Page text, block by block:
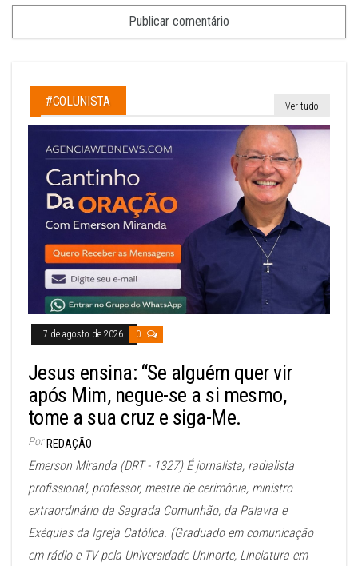
#COLUNISTA Ver tudo
7 de agosto de 2026 0
Jesus ensina: “Se alguém quer vir
após Mim, negue-se a si mesmo,
tome a sua cruz e siga-Me.
Por REDAÇÃO
Emerson Miranda (DRT - 1327) É jornalista, radialista
profissional, professor, mestre de cerimônia, ministro
extraordinário da Sagrada Comunhão, da Palavra e
Exéquias da Igreja Católica. (Graduado em comunicação
em rádio e TV pela Universidade Uninorte, Linciatura em